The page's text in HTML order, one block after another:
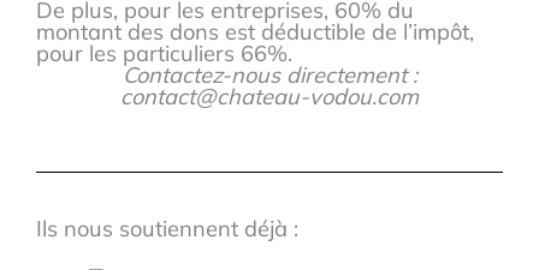
De plus, pour les entreprises, 60% du
montant des dons est déductible de l’impôt,
pour les particuliers 66%.
Contactez-nous directement :
contact@chateau-vodou.com
Ils nous soutiennent déjà :